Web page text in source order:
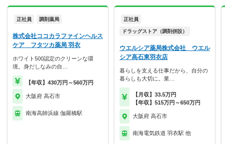
正社員 調剤薬局
株式会社ココカラファインヘルス
ケア フタツカ薬局 羽衣
ホワイト500認定のクリーンな環
境。身だしなみの自…
【年収】430万円～560万円
大阪府 高石市
南海高師浜線 伽羅橋駅
正社員
ドラッグストア（調剤併設）
ウエルシア薬局株式会社 ウエル
シア高石東羽衣店
暮らしを支える仕事だから、自分の
暮らしも大切に。業…
【月収】33.5万円
【年収】515万円～650万円
大阪府 高石市
南海電気鉄道 羽衣駅 他